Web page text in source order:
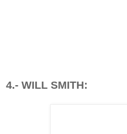
4.- WILL SMITH: